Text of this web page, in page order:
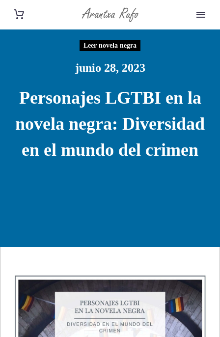
Leer novela negra
junio 28, 2023
Personajes LGTBI en la
novela negra: Diversidad
en el mundo del crimen